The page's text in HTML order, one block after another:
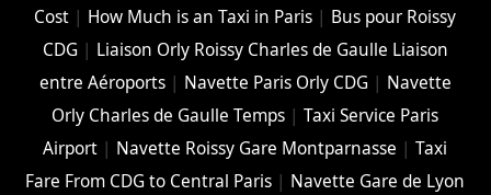
Cost | How Much is an Taxi in Paris | Bus pour Roissy
CDG | Liaison Orly Roissy Charles de Gaulle Liaison
entre Aéroports| Navette Paris Orly CDG | Navette
Orly Charles de Gaulle Temps |Taxi Service Paris
Airport | Navette Roissy Gare Montparnasse |Taxi
Fare From CDG to Central Paris | Navette Gare de Lyon